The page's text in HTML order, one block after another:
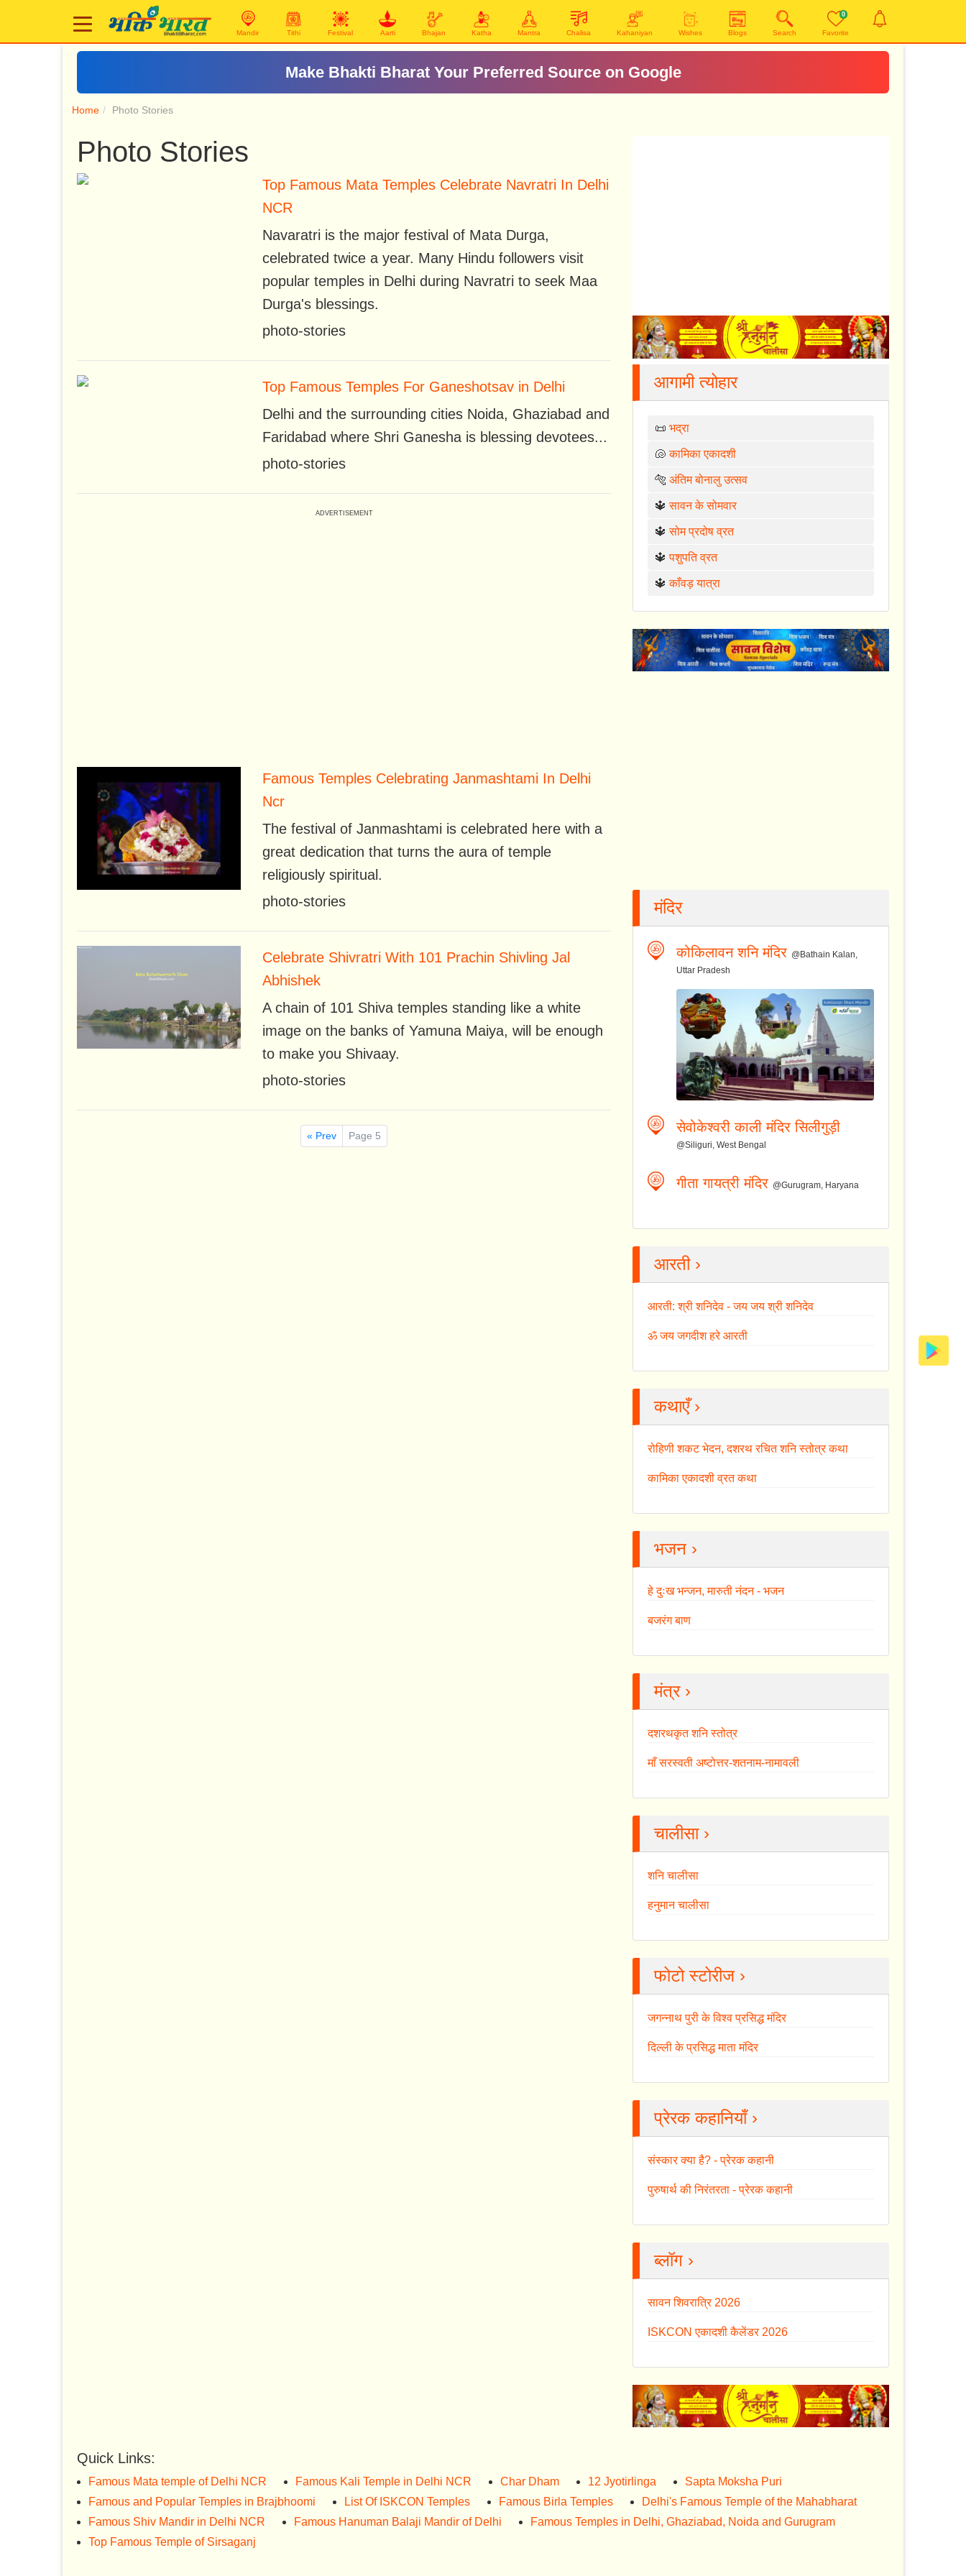
Mandir Tithi Festival Aarti Bhajan Katha Mantra Chalisa Kahaniyan Wishes Blogs Search
0
Favorite
Make Bhakti Bharat Your Preferred Source on Google
Home Photo Stories
Photo Stories
Top Famous Mata Temples Celebrate Navratri In Delhi
NCR
Navaratri is the major festival of Mata Durga,
celebrated twice a year. Many Hindu followers visit
popular temples in Delhi during Navratri to seek Maa
Durga's blessings.
photo-stories
Top Famous Temples For Ganeshotsav in Delhi
Delhi and the surrounding cities Noida, Ghaziabad and
Faridabad where Shri Ganesha is blessing devotees...
photo-stories
Famous Temples Celebrating Janmashtami In Delhi
Ncr
The festival of Janmashtami is celebrated here with a
great dedication that turns the aura of temple
religiously spiritual.
photo-stories
Celebrate Shivratri With 101 Prachin Shivling Jal
Abhishek
A chain of 101 Shiva temples standing like a white
image on the banks of Yamuna Maiya, will be enough
to make you Shivaay.
photo-stories
« Prev Page 5
आगामी त्योहार
📜भद्रा
🐚कामिका एकादशी
🐅अंतिम बोनालु उत्सव
🔱सावन के सोमवार
🔱सोम प्रदोष व्रत
🔱पशुपति व्रत
🔱काँवड़ यात्रा
मंदिर
कोकिलावन शनि मंदिर @Bathain Kalan,
Uttar Pradesh
सेवोकेश्वरी काली मंदिर सिलीगुड़ी
@Siliguri, West Bengal
गीता गायत्री मंदिर @Gurugram, Haryana
आरती ›
आरती: श्री शनिदेव - जय जय श्री शनिदेव
ॐ जय जगदीश हरे आरती
कथाएँ ›
रोहिणी शकट भेदन, दशरथ रचित शनि स्तोत्र कथा
कामिका एकादशी व्रत कथा
भजन ›
हे दुःख भन्जन, मारुती नंदन - भजन
बजरंग बाण
मंत्र ›
दशरथकृत शनि स्तोत्र
माँ सरस्वती अष्टोत्तर-शतनाम-नामावली
चालीसा ›
शनि चालीसा
हनुमान चालीसा
फोटो स्टोरीज ›
जगन्नाथ पुरी के विश्व प्रसिद्ध मंदिर
दिल्ली के प्रसिद्ध माता मंदिर
प्रेरक कहानियाँ ›
संस्कार क्या है? - प्रेरक कहानी
पुरुषार्थ की निरंतरता - प्रेरक कहानी
ब्लॉग ›
सावन शिवरात्रि 2026
ISKCON एकादशी कैलेंडर 2026
Quick Links:
Famous Mata temple of Delhi NCR Famous Kali Temple in Delhi NCR Char Dham 12 Jyotirlinga
Sapta Moksha Puri
Famous and Popular Temples in Brajbhoomi
List Of ISKCON Temples Famous Birla Temples
Delhi's Famous Temple of the Mahabharat
Famous Shiv Mandir in Delhi NCR
Famous Hanuman Balaji Mandir of Delhi
Famous Temples in Delhi, Ghaziabad, Noida and Gurugram
Top Famous Temple of Sirsaganj